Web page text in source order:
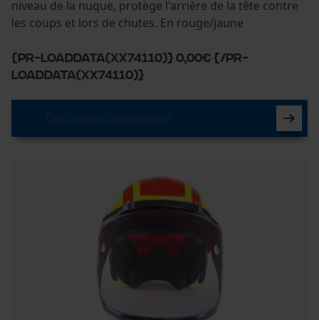
niveau de la nuque, protège l'arrière de la tête contre
les coups et lors de chutes. En rouge/jaune
{PR-LoadData(XX74110)} 0,00€ {/PR-
LoadData(XX74110)}